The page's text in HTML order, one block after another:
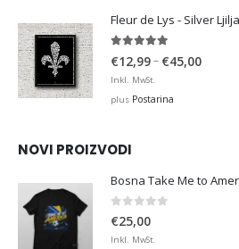
€36,00
Fleur de Lys - Silver
€12,99– €45,00Price
Inkl. MwSt.
plus Postarina
NOVI PROIZVODI
Bosna Take Me to
0 out of 5
€25,00
Inkl. MwSt.